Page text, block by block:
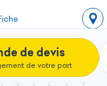
de devis
de votre part